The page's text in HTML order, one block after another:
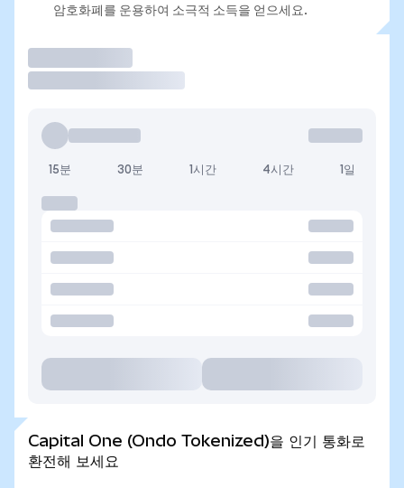
암호화폐를 운용하여 소극적 소득을 얻으세요.
15분 30분 1시간 4시간 1일
Capital One (Ondo Tokenized)을 인기 통화로
환전해 보세요